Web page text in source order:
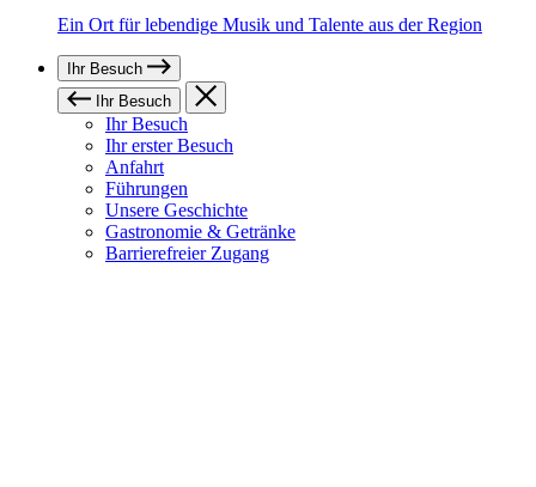
Ein Ort für lebendige Musik und Talente aus der Region
Ihr Besuch
Ihr Besuch
Ihr Besuch
Ihr erster Besuch
Anfahrt
Führungen
Unsere Geschichte
Gastronomie & Getränke
Barrierefreier Zugang